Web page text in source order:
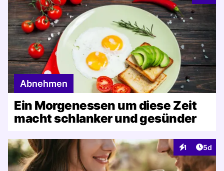
Abnehmen
Ein Morgenessen um diese Zeit
macht schlanker und gesünder
1
Interaktionen
5d